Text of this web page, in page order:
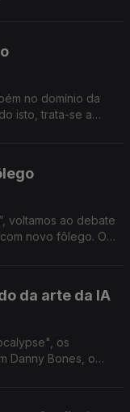
no domínio da
isto, trata-se a
voltamos ao debate
novo fôlego. O
da arte da IA
os
Danny Bones, o